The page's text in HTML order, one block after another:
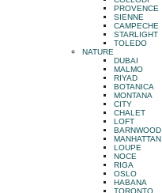
PROVENCE
SIENNE
CAMPECHE
STARLIGHT
TOLEDO
NATURE
DUBAI
MALMO
RIYAD
BOTANICA
MONTANA
CITY
CHALET
LOFT
BARNWOOD
MANHATTAN
LOUPE
NOCE
RIGA
OSLO
HABANA
TORONTO